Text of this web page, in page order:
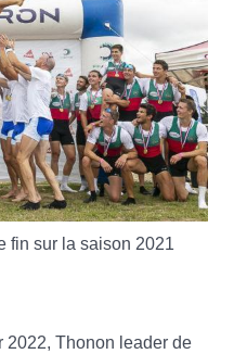
fin sur la saison 2021
2022, Thonon leader de